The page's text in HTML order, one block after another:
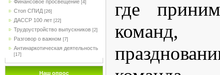
Финансовое просвещение [4]
Стоп СПИД [26]
ДАССР 100 лет [22]
Трудоустройство выпускников [2]
Разговор о важном [7]
Антинаркотическая деятельность
[17]
Наш опрос
где
команд,